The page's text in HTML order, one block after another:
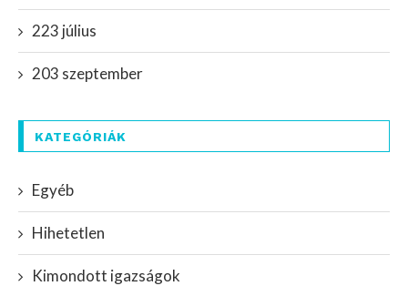
223 július
203 szeptember
KATEGÓRIÁK
Egyéb
Hihetetlen
Kimondott igazságok